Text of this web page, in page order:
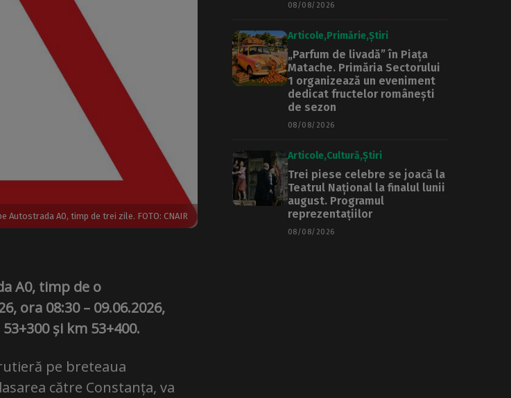
Autostrada A0, timp de trei zile. FOTO: CNAIR
A0, timp de o
ora 08:30 – 09.06.2026,
și km 53+400.
pe breteaua
către Constanța, va
08/08/2026
Articole Primărie Știri
„Parfum de livadă” în Piața
Matache. Primăria Sectorului
1 organizează un eveniment
dedicat fructelor românești
de sezon
08/08/2026
Articole Cultură Știri
Trei piese celebre se joacă la
Teatrul Național la finalul lunii
august. Programul
reprezentațiilor
08/08/2026